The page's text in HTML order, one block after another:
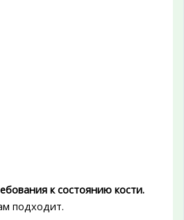
к состоянию кости.
подходит.